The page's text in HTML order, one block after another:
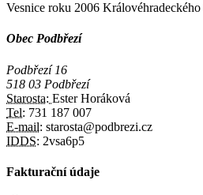
Vesnice roku 2006
Obec Podbřezí
Podbřezí 16
518 03 Podbřezí
Starosta: Ester Horáková
Tel: 731 187 007
E-mail: starosta@podbrezi.cz
IDDS: 2vsa6p5
Fakturační údaje